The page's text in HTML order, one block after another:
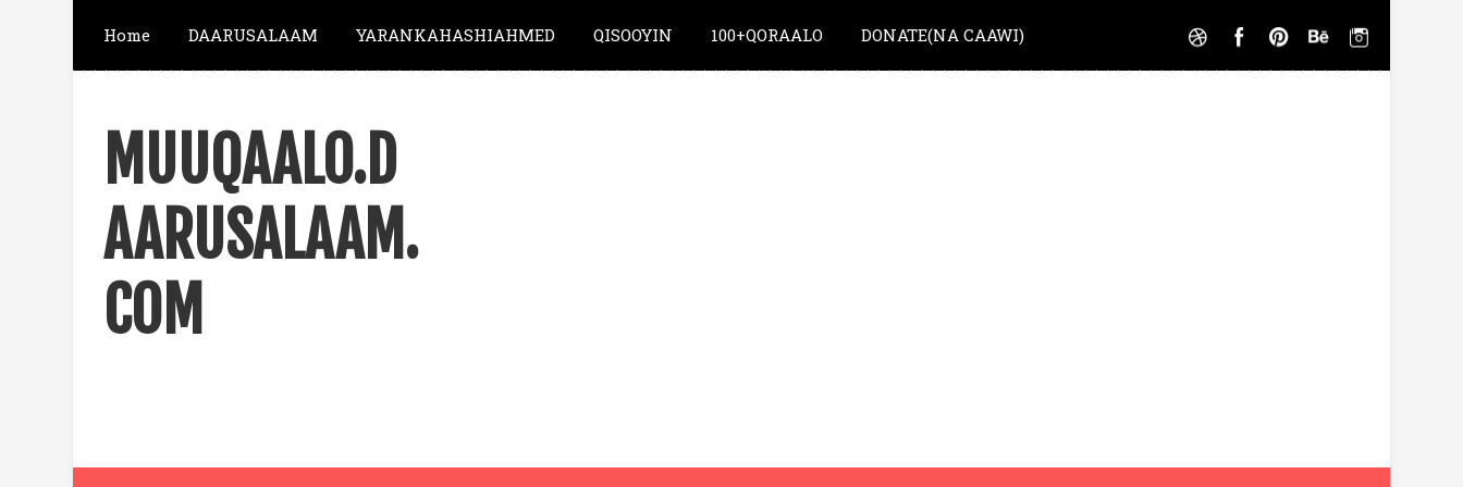
Home DAARUSALAAM YARANKAHASHIAHMED QISOOYIN 100+QORAALO DONATE(NA CAAWI)
MUUQAALO.D
AARUSALAAM.
COM